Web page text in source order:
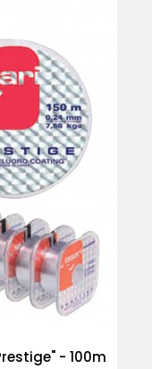
- 100m